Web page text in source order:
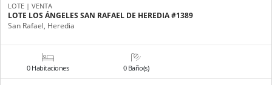
LOTE | VENTA
LOTE LOS ÁNGELES SAN RAFAEL DE HEREDIA #1389
San Rafael, Heredia
0 Habitaciones 0 Baño(s)